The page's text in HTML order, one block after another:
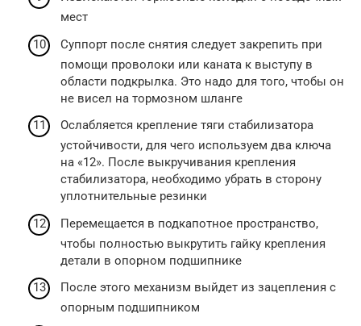
мест
Суппорт после снятия следует закрепить при
помощи проволоки или каната к выступу в
области подкрылка. Это надо для того, чтобы он
не висел на тормозном шланге
Ослабляется крепление тяги стабилизатора
устойчивости, для чего используем два ключа
на «12». После выкручивания крепления
стабилизатора, необходимо убрать в сторону
уплотнительные резинки
Перемещается в подкапотное пространство,
чтобы полностью выкрутить гайку крепления
детали в опорном подшипнике
После этого механизм выйдет из зацепления с
опорным подшипником